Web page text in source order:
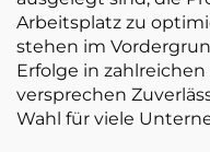
Arbeitsplatz zu
stehen im
Erfolge in
versprechen
Wahl für viele